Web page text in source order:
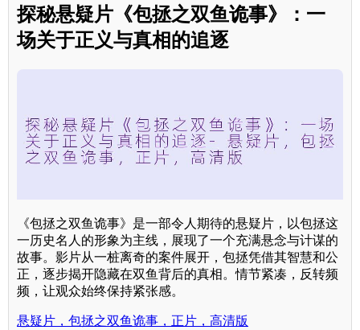
探秘悬疑片《包拯之双鱼诡事》：一
场关于正义与真相的追逐
《包拯之双鱼诡事》是一部令人期待的悬疑片，以包拯这
一历史名人的形象为主线，展现了一个充满悬念与计谋的
故事。影片从一桩离奇的案件展开，包拯凭借其智慧和公
正，逐步揭开隐藏在双鱼背后的真相。情节紧凑，反转频
频，让观众始终保持紧张感。
悬疑片，包拯之双鱼诡事，正片，高清版